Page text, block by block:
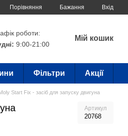
Порівняння Бажання Вхід
роботи:
9:00-21:00
Мій кошик
Фільтри Акції
Start Fix - засіб для запуску двигуна
Артикул
20768